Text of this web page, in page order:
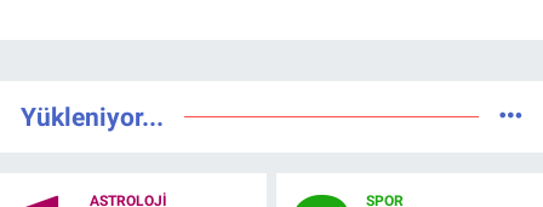
Yükleniyor...
ASTROLOJI SPOR